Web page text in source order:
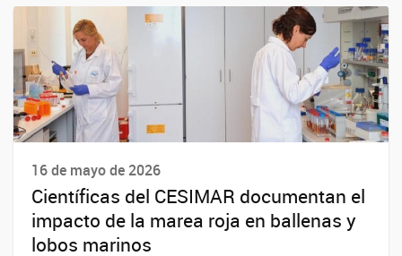
16 de mayo de 2026
Científicas del CESIMAR documentan el
impacto de la marea roja en ballenas y
lobos marinos